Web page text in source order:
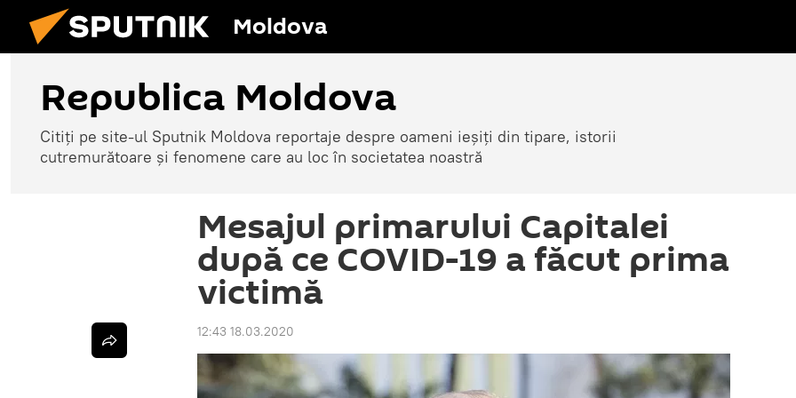
Moldova
Republica Moldova
Citiți pe site-ul Sputnik Moldova reportaje despre oameni ieșiți din tipare, istorii
cutremurătoare și fenomene care au loc în societatea noastră
Mesajul primarului Capitalei
după ce COVID-19 a făcut prima
victimă
12:43 18.03.2020